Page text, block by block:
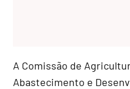
A Comissão de
Abastecimento e